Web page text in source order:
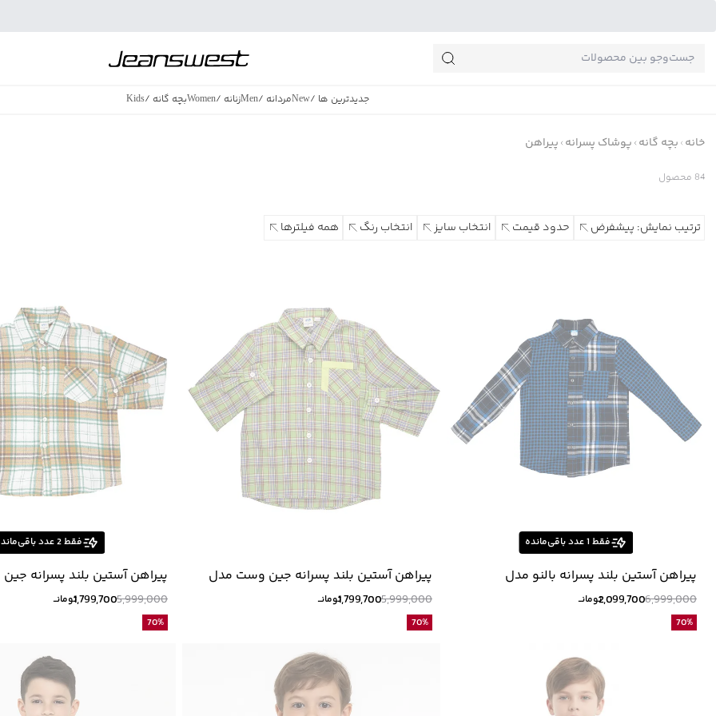
جدیدترین ها /
Newمردانه /
Menزنانه /
Womenبچه گانه /
Kids
خانه بچه گانه پوشاک پسرانه پیراهن
84 محصول
ترتیب نمایش: پیشفرض حدود قیمت انتخاب سایز انتخاب رنگ همه فیلترها
فقط 1عدد باقی‌مانده
پیراهن آستین بلند پسرانه بالنو مدل
8221304B003
6,999,000
2,099,700تومانــ
70%
پیراهن آستین بلند پسرانه جین وست مدل
33531501
5,999,000
1,799,700تومانــ
70%
فقط2عدد
پیراهن آستین بلند پسرانه
33531502
5,999,000
1,799,700تومانــ
70%